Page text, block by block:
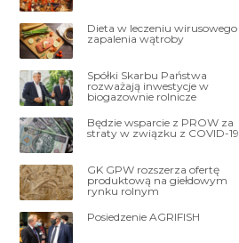
Dieta w leczeniu wirusowego
zapalenia wątroby
Spółki Skarbu Państwa
rozważają inwestycje w
biogazownie rolnicze
Będzie wsparcie z PROW za
straty w związku z COVID-19
GK GPW rozszerza ofertę
produktową na giełdowym
rynku rolnym
Posiedzenie AGRIFISH